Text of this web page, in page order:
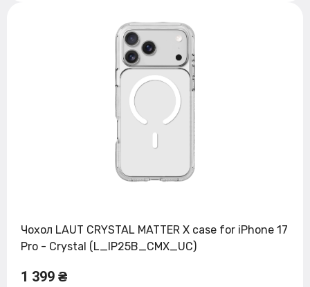
Чохол LAUT CRYSTAL MATTER X case for iPhone 17
Pro - Crystal (L_IP25B_CMX_UC)
1 399 ₴